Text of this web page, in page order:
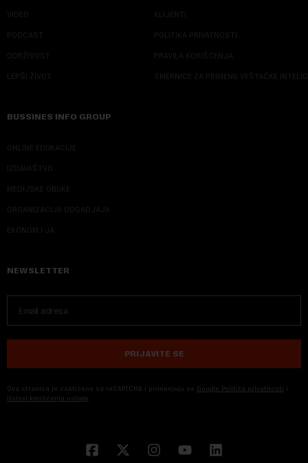
VIDEO
PODCAST
ODRŽIVOST
LEPŠI ŽIVOT
KLIJENTI
POLITIKA PRIVATNOSTI
PRAVILA KORIŠĆENJA
SMERNICE ZA PRIMENU VEŠTAČKE
BUSSINES INFO GROUP
ONLINE EDUKACIJE
IZDAVAŠTVO
MEDIJSKE OBUKE
ORGANIZACIJA DOGADJAJA
EKONOM I JA
NEWSLETTER
PRIJAVITE SE
Ova stranica je zaštićena sa reCAPTCHA i primenjuju se Google Politika privatnosti i
Uslovi korišćenja usluge